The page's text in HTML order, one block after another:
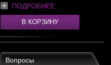
ПОДРОБНЕЕ
В КОРЗИНУ
Вопросы